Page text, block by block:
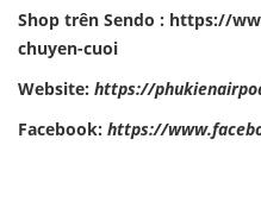
Shop trên Sendo : https://
chuyen-cuoi
Website: https://
Facebook: https://